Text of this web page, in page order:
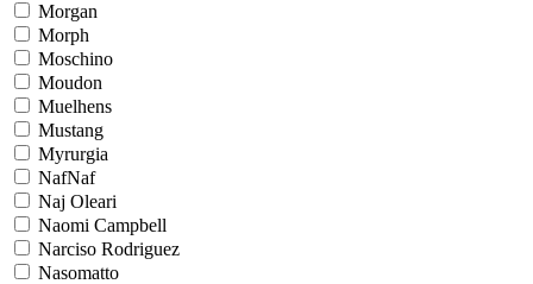
Morgan
Morph
Moschino
Moudon
Muelhens
Mustang
Myrurgia
NafNaf
Naj Oleari
Naomi Campbell
Narciso Rodriguez
Nasomatto